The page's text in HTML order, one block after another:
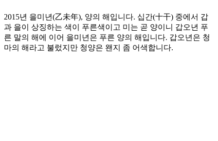
2015년 을미년(乙未年), 양의 해입니다. 십간(十干) 중에서 갑
과 을이 상징하는 색이 푸른색이고 미는 곧 양이니 갑오년 푸
른 말의 해에 이어 을미년은 푸른 양의 해입니다. 갑오년은 청
마의 해라고 불렀지만 청양은 왠지 좀 어색합니다.